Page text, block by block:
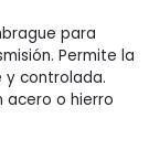
para
Permite la
y controlada.
acero o hierro